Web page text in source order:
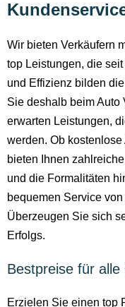
Wir bieten Verkäufern
top Leistungen, die
und Effizienz bilden
Sie deshalb beim Auto
erwarten Leistungen,
werden. Ob
bieten Ihnen
und die Formalitäten
bequemen Service
Überzeugen Sie sich
Erfolgs.
Bestpreise für
Erzielen Sie einen top